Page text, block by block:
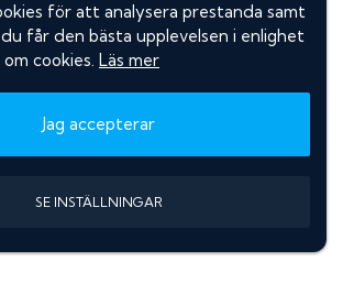
för att analysera prestanda samt
får den bästa upplevelsen i enlighet
cookies. Läs mer
Jag accepterar
SE INSTÄLLNINGAR